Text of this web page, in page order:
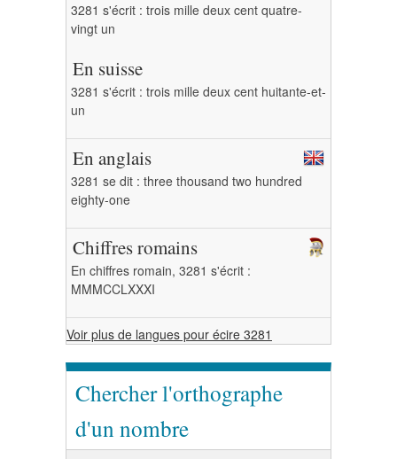
3281 s'écrit : trois mille deux cent quatre-
vingt un
En suisse
3281 s'écrit : trois mille deux cent huitante-et-
un
En anglais
3281 se dit : three thousand two hundred
eighty-one
Chiffres romains
En chiffres romain, 3281 s'écrit :
MMMCCLXXXI
Voir plus de langues pour écire 3281
Chercher l'orthographe
d'un nombre